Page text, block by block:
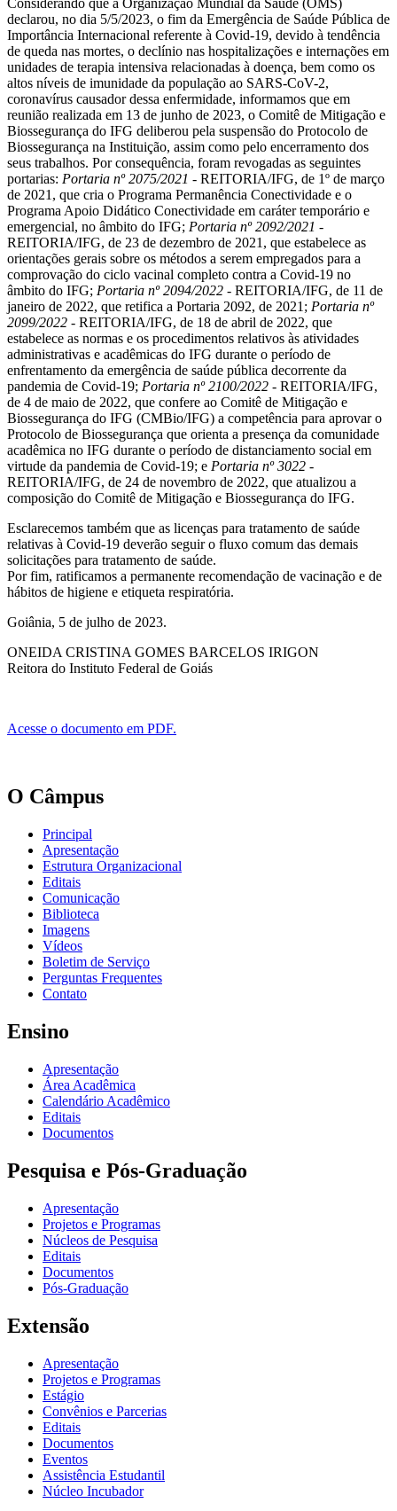
Considerando que a Organização Mundial da Saúde (OMS)
declarou, no dia 5/5/2023, o fim da Emergência de Saúde Pública de
Importância Internacional referente à Covid-19, devido à tendência
de queda nas mortes, o declínio nas hospitalizações e internações em
unidades de terapia intensiva relacionadas à doença, bem como os
altos níveis de imunidade da população ao SARS-CoV-2,
coronavírus causador dessa enfermidade, informamos que em
reunião realizada em 13 de junho de 2023, o Comitê de Mitigação e
Biossegurança do IFG deliberou pela suspensão do Protocolo de
Biossegurança na Instituição, assim como pelo encerramento dos
seus trabalhos. Por consequência, foram revogadas as seguintes
portarias: Portaria nº 2075/2021 - REITORIA/IFG, de 1º de março
de 2021, que cria o Programa Permanência Conectividade e o
Programa Apoio Didático Conectividade em caráter temporário e
emergencial, no âmbito do IFG; Portaria nº 2092/2021 -
REITORIA/IFG, de 23 de dezembro de 2021, que estabelece as
orientações gerais sobre os métodos a serem empregados para a
comprovação do ciclo vacinal completo contra a Covid-19 no
âmbito do IFG; Portaria nº 2094/2022 - REITORIA/IFG, de 11 de
janeiro de 2022, que retifica a Portaria 2092, de 2021; Portaria nº
2099/2022 - REITORIA/IFG, de 18 de abril de 2022, que
estabelece as normas e os procedimentos relativos às atividades
administrativas e acadêmicas do IFG durante o período de
enfrentamento da emergência de saúde pública decorrente da
pandemia de Covid-19; Portaria nº 2100/2022 - REITORIA/IFG,
de 4 de maio de 2022, que confere ao Comitê de Mitigação e
Biossegurança do IFG (CMBio/IFG) a competência para aprovar o
Protocolo de Biossegurança que orienta a presença da comunidade
acadêmica no IFG durante o período de distanciamento social em
virtude da pandemia de Covid-19; e Portaria nº 3022 -
REITORIA/IFG, de 24 de novembro de 2022, que atualizou a
composição do Comitê de Mitigação e Biossegurança do IFG.
Esclarecemos também que as licenças para tratamento de saúde
relativas à Covid-19 deverão seguir o fluxo comum das demais
solicitações para tratamento de saúde.
Por fim, ratificamos a permanente recomendação de vacinação e de
hábitos de higiene e etiqueta respiratória.
Goiânia, 5 de julho de 2023.
ONEIDA CRISTINA GOMES BARCELOS IRIGON
Reitora do Instituto Federal de Goiás
Acesse o documento em PDF.
O Câmpus
Principal
Apresentação
Estrutura Organizacional
Editais
Comunicação
Biblioteca
Imagens
Vídeos
Boletim de Serviço
Perguntas Frequentes
Contato
Ensino
Apresentação
Área Acadêmica
Calendário Acadêmico
Editais
Documentos
Pesquisa e Pós-Graduação
Apresentação
Projetos e Programas
Núcleos de Pesquisa
Editais
Documentos
Pós-Graduação
Extensão
Apresentação
Projetos e Programas
Estágio
Convênios e Parcerias
Editais
Documentos
Eventos
Assistência Estudantil
Núcleo Incubador